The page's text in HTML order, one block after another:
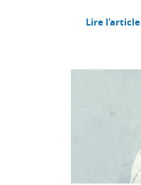
Lire l'article